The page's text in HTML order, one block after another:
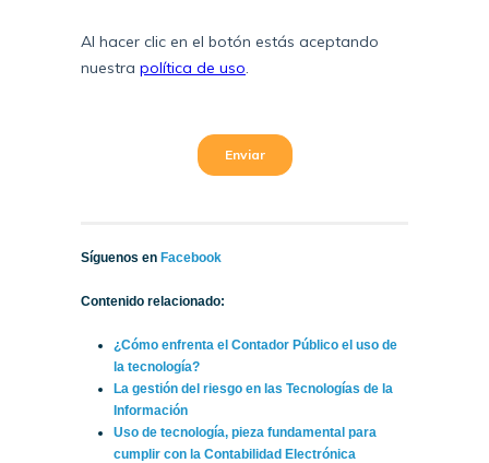
Síguenos en Facebook
Contenido relacionado:
¿Cómo enfrenta el Contador Público el uso de
la tecnología?
La gestión del riesgo en las Tecnologías de la
Información
Uso de tecnología, pieza fundamental para
cumplir con la Contabilidad Electrónica